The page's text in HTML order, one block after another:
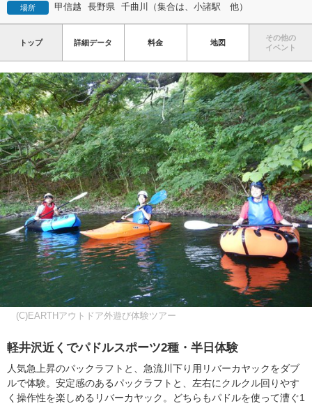
場所 甲信越 長野県 千曲川（集合は、小諸駅 他）
トップ 詳細データ 料金 地図
その他の
イベント
(C)EARTHアウトドア外遊び体験ツアー
軽井沢近くでパドルスポーツ2種・半日体験
人気急上昇のパックラフトと、急流川下り用リバーカヤックをダブ
ルで体験。安定感のあるパックラフトと、左右にクルクル回りやす
く操作性を楽しめるリバーカヤック。どちらもパドルを使って漕ぐ1